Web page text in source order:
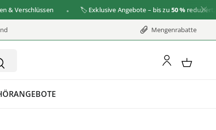
🏷️ Exklusive Angebote – bis zu50 % reduziertzu
Mengenrabatte
ANGEBOTE